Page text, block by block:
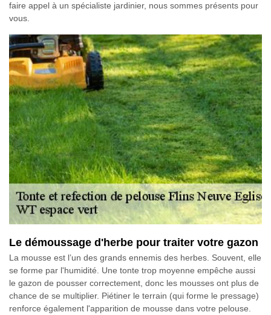
faire appel à un spécialiste jardinier, nous sommes présents pour
vous.
Le démoussage d'herbe pour traiter votre gazon
La mousse est l’un des grands ennemis des herbes. Souvent, elle
se forme par l'humidité. Une tonte trop moyenne empêche aussi
le gazon de pousser correctement, donc les mousses ont plus de
chance de se multiplier. Piétiner le terrain (qui forme le pressage)
renforce également l'apparition de mousse dans votre pelouse.